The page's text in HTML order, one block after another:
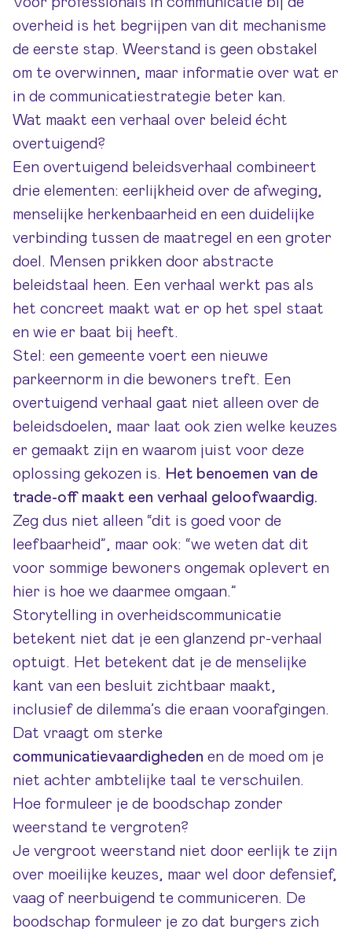
overheid is het begrijpen van dit mechanisme
de eerste stap. Weerstand is geen obstakel
om te overwinnen, maar informatie over wat er
in de communicatiestrategie beter kan.
Wat maakt een verhaal over beleid écht
overtuigend?
Een overtuigend beleidsverhaal combineert
drie elementen: eerlijkheid over de afweging,
menselijke herkenbaarheid en een duidelijke
verbinding tussen de maatregel en een groter
doel. Mensen prikken door abstracte
beleidstaal heen. Een verhaal werkt pas als
het concreet maakt wat er op het spel staat
en wie er baat bij heeft.
Stel: een gemeente voert een nieuwe
parkeernorm in die bewoners treft. Een
overtuigend verhaal gaat niet alleen over de
beleidsdoelen, maar laat ook zien welke keuzes
er gemaakt zijn en waarom juist voor deze
oplossing gekozen is. Het benoemen van de
trade-off maakt een verhaal geloofwaardig.
Zeg dus niet alleen “dit is goed voor de
leefbaarheid”, maar ook: “we weten dat dit
voor sommige bewoners ongemak oplevert en
hier is hoe we daarmee omgaan.”
Storytelling in overheidscommunicatie
betekent niet dat je een glanzend pr-verhaal
optuigt. Het betekent dat je de menselijke
kant van een besluit zichtbaar maakt,
inclusief de dilemma’s die eraan voorafgingen.
Dat vraagt om sterke
communicatievaardigheden en de moed om je
niet achter ambtelijke taal te verschuilen.
Hoe formuleer je de boodschap zonder
weerstand te vergroten?
Je vergroot weerstand niet door eerlijk te zijn
over moeilijke keuzes, maar wel door defensief,
vaag of neerbuigend te communiceren. De
boodschap formuleer je zo dat burgers zich